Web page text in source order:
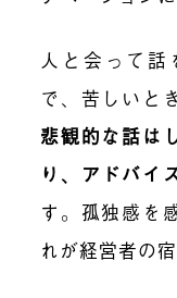
人と会って
で、苦しいと
悲観的な話は
り、アドバイ
す。孤独感を
れが経営者の